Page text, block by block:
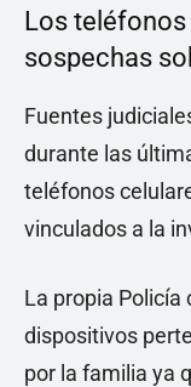
Los
sospechas
Fuentes
durante las
teléfonos
vinculados a la
La propia
dispositivos
por la familia ya